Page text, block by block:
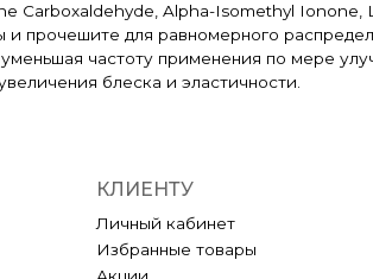
Carboxaldehyde, Alpha-Isomethyl
прочешите для равномерного
частоту применения по мере
блеска и эластичности.
КЛИЕНТУ
Личный кабинет
Избранные товары